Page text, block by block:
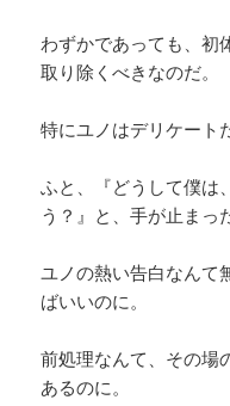
わずかであっても、初
取り除くべきなのだ。
特にユノはデリケート
ふと、『どうして僕は
う？』と、手が止まっ
ユノの熱い告白なんて
ばいいのに。
前処理なんて、その場
あるのに。